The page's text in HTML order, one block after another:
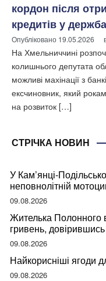
кордон після
кредитів у
Опубліковано 19.05.2026
На Хмельниччині
колишнього депутата
можливі махінації з
ексчиновник, який
на розвиток […]
СТРІЧКА НОВИН
У Кам’янці-
неповнолітній
09.08.2026
Жителька Полонного
гривень,
09.08.2026
Найкорисніші ягоди
09.08.2026